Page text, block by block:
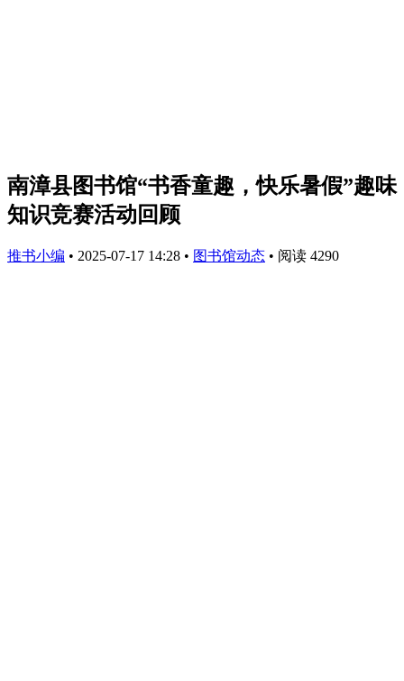
南漳县图书馆“书香童趣，快乐暑假”趣味
知识竞赛活动回顾
推书小编 • 2025-07-17 14:28 • 图书馆动态 • 阅读 4290